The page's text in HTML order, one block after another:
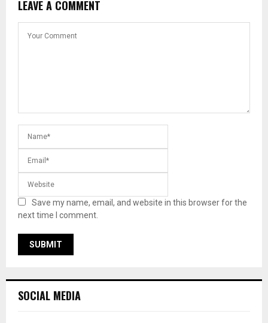
LEAVE A COMMENT
Save my name, email, and website in this browser for the
next time I comment.
SOCIAL MEDIA